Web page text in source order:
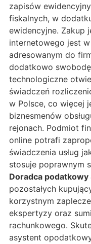
zapisów
fiskalnych, w
ewidencyjne. Zakup
internetowego jest
adresowanym do
dodatkowo
technologiczne
świadczeń
w Polsce, co więcej
biznesmenów
rejonach. Podmiot
online potrafi
świadczenia usług
stosuje poprawnym
Doradca podatkowy
pozostałych
korzystnym
ekspertyzy oraz
rachunkowego.
asystent